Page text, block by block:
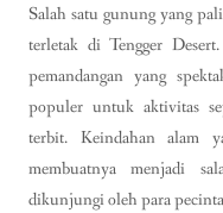
Salah satu gunung yang
terletak di Tengger
pemandangan yang
populer untuk aktivitas
terbit. Keindahan alam
membuatnya menjadi
dikunjungi oleh para